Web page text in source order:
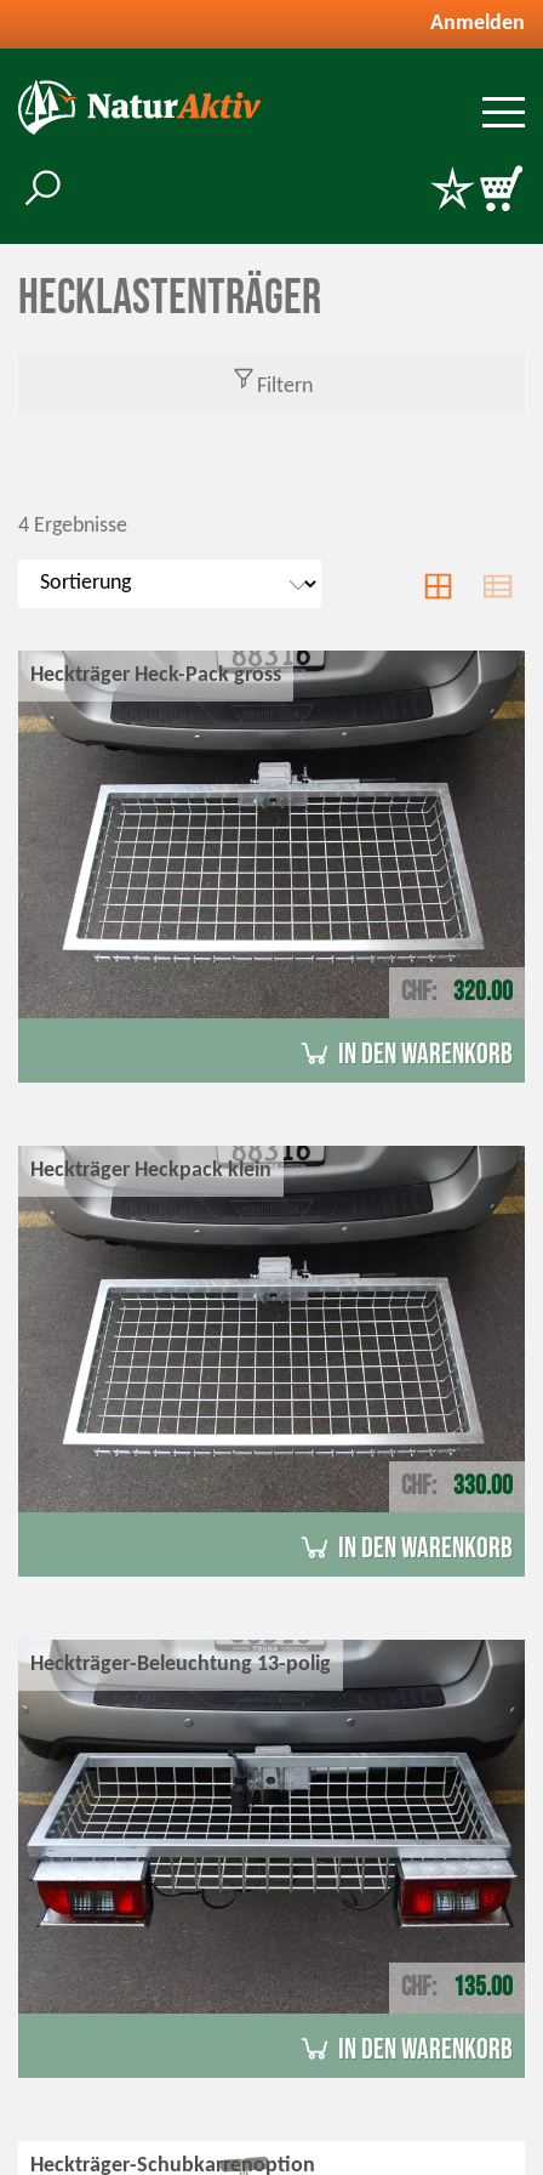
Anmelden
Hecklastenträger
Filtern
4 Ergebnisse
Heckträger Heck-Pack gross
CHF 320.00
in den Warenkorb
Heckträger Heckpack klein
CHF 330.00
in den Warenkorb
Heckträger-Beleuchtung 13-polig
CHF 135.00
in den Warenkorb
Heckträger-Schubkarrenoption